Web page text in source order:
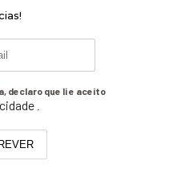
declaro que li e aceito